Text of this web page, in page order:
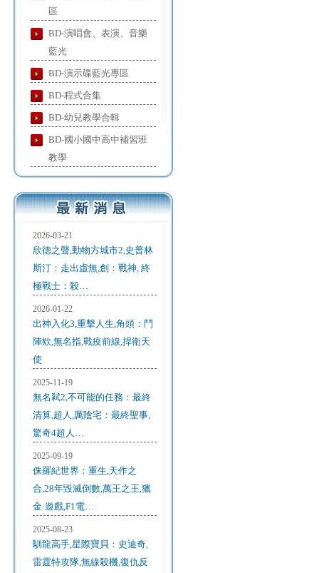
區
BD-演唱會、表演、音樂
藍光
BD-演示碟藍光專區
BD-程式合集
BD-幼兒教學合輯
BD-國小國中高中補習班
教學
2026-03-21
欣德之聲,動物方城市2,史普林
斯汀：走出虛無,創：戰神, 終
極戰士：殺…
2026-01-22
出神入化3,重擊人生,角頭：鬥
陣欸,無名指,戰疫前線,捍衛天
使
2025-11-19
無名弒2,不可能的任務：最終
清算,超人,厲陰宅：最終聖事,
驚奇4超人…
2025-09-19
侏羅紀世界：重生,天作之
合,28年毀滅倒數,萬王之王,獵
金·遊戲,F1電…
2025-08-23
馴龍高手,星際寶貝：史迪奇,
雷霆特攻隊,無線殺機,復仇反